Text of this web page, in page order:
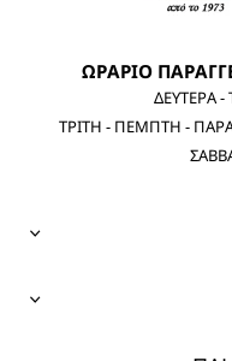
ΩΡΑΡΙΟ
ΔΕΥΤΕΡΑ -
ΤΡΙΤΗ - ΠΕΜΠΤΗ -